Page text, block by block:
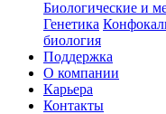
Биологические и
Генетика
биология
Поддержка
О компании
Карьера
Контакты